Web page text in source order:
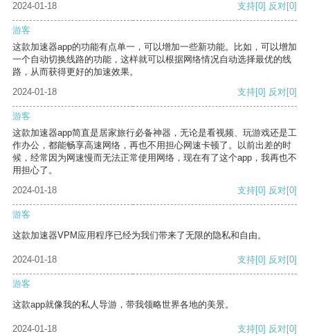
2024-01-18 支持[0] 反对[0]
游客
这款加速器app的功能有点单一，可以增加一些新功能。比如，可以增加
一个自动切换线路的功能，这样就可以根据网络情况自动选择最优的线
路，从而获得更好的加速效果。
2024-01-18
支持[0] 反对[0]
游客
这款加速器app简直是居家旅行必备神器，无论是看视频、玩游戏还是工
作办公，都能畅享高速网络，再也不用担心网速卡顿了。以前出差的时
候，经常因为网速慢而无法正常使用网络，现在有了这个app，我再也不
用担心了。
2024-01-18
支持[0] 反对[0]
游客
这款加速器VPM应用程序已经为我们带来了无限的隐私和自由。
2024-01-18 支持[0] 反对[0]
游客
这款app就像我的私人导游，带我领略世界各地的美景。
2024-01-18 支持[0] 反对[0]